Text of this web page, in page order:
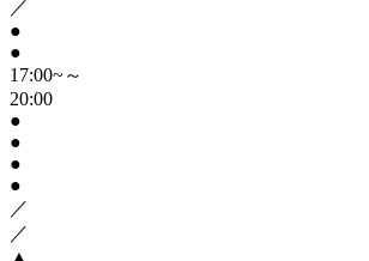
／
●
●
17:00~～
20:00
●
●
●
●
／
／
▲